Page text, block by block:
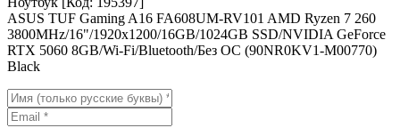
ASUS TUF Gaming A16 FA608UM-RV101 AMD Ryzen 7 260
3800MHz/16"/1920x1200/16GB/1024GB SSD/NVIDIA GeForce
RTX 5060 8GB/Wi-Fi/Bluetooth/Без ОС (90NR0KV1-M00770)
Black